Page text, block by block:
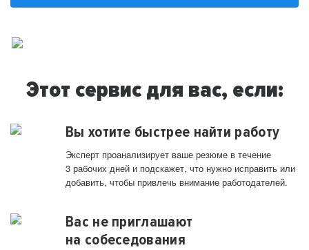
Этот сервис для вас, если:
Вы хотите быстрее найти работу
Эксперт проанализирует ваше резюме в течение
3 рабочих дней и подскажет, что нужно исправить или
добавить, чтобы привлечь внимание работодателей.
Вас не приглашают
на собеседования